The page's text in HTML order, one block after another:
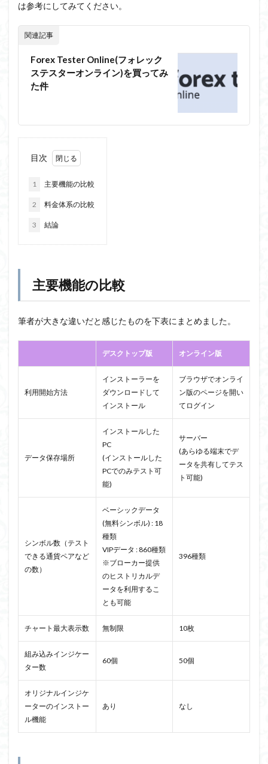
は参考にしてみてください。
関連記事
Forex Tester Online(フォレック
ステスターオンライン)を買ってみ
た件
目次
1 主要機能の比較
2 料金体系の比較
3 結論
主要機能の比較
筆者が大きな違いだと感じたものを下表にまとめました。
デスクトップ版 オンライン版
利用開始方法
インストーラーを
ダウンロードして
インストール
ブラウザでオンライ
ン版のページを開い
てログイン
データ保存場所
インストールした
PC
(インストールした
PCでのみテスト可
能)
サーバー
(あらゆる端末でデ
ータを共有してテス
ト可能)
シンボル数（テスト
できる通貨ペアなど
の数）
ベーシックデータ
(無料シンボル) : 18
種類
VIPデータ : 860種類
※ブローカー提供
のヒストリカルデ
ータを利用するこ
とも可能
396種類
チャート最大表示数 無制限 10枚
組み込みインジケー
ター数
60個 50個
オリジナルインジケ
ーターのインストー
ル機能
あり なし